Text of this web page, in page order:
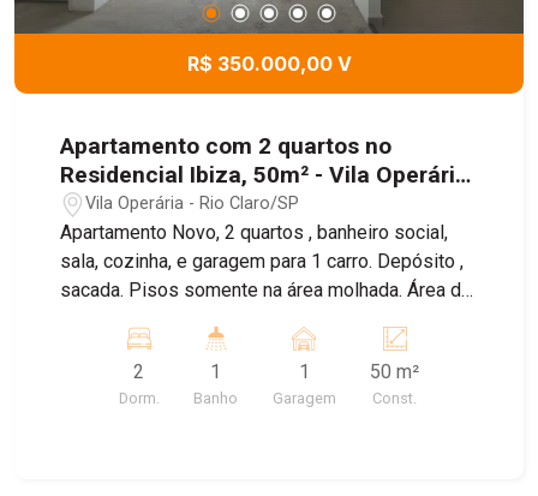
R$ 350.000,00 V
Apartamento com 2 quartos no
Residencial Ibiza, 50m² - Vila Operária,
Rio Claro/SP
Vila Operária - Rio Claro/SP
Apartamento Novo, 2 quartos , banheiro social,
sala, cozinha, e garagem para 1 carro. Depósito ,
sacada. Pisos somente na área molhada. Área de
espaço pets, salão de festas, playground.
2
Dorm.
1
Banho
1
Garagem
50 m²
Const.